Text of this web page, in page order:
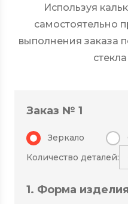
Используя
самостоятельно
выполнения заказа
Заказ № 1
Зеркало
Количество деталей:
1. Форма изделия